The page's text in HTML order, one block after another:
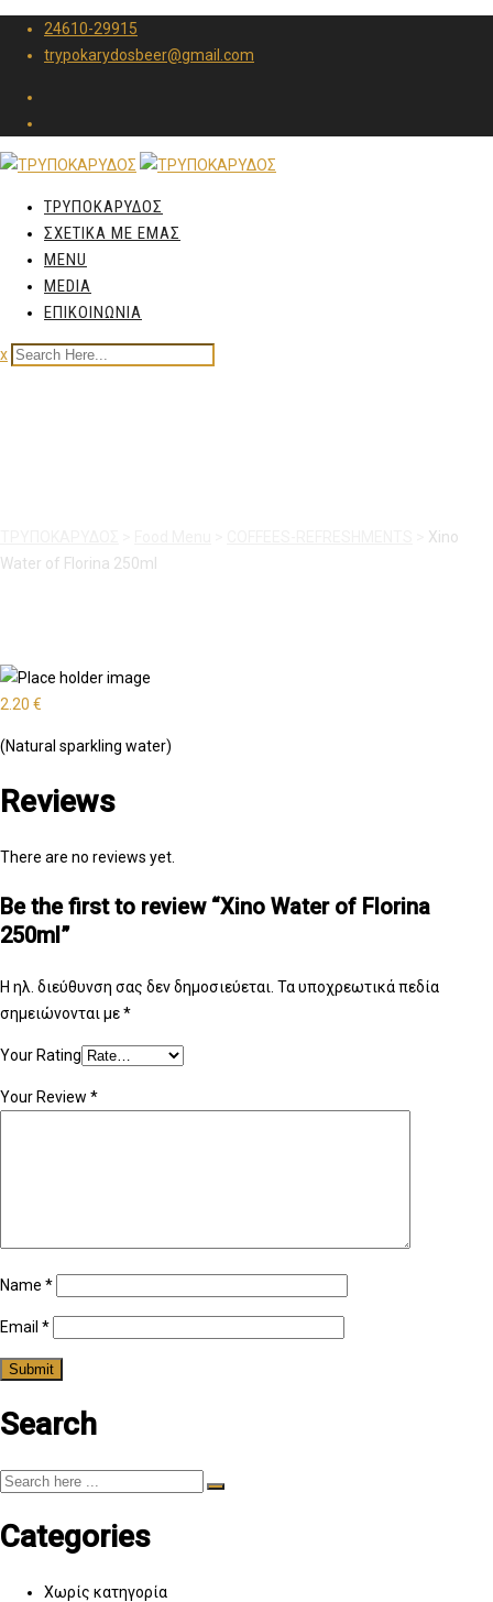
24610-29915
trypokarydosbeer@gmail.com
ΤΡΥΠΟΚΑΡΥΔΟΣ
ΣΧΕΤΙΚΑ ΜΕ ΕΜΑΣ
MENU
MEDIA
ΕΠΙΚΟΙΝΩΝΙΑ
x
Xino
Water of Florina 250ml
2.20 €
(Natural sparkling water)
Reviews
There are no reviews yet.
Be the first to review “Xino Water of Florina
250ml”
Η ηλ. διεύθυνση σας δεν δημοσιεύεται. Τα υποχρεωτικά πεδία
σημειώνονται με*
Your Rating
Your Review *
Name *
Email *
Search
Categories
Χωρίς κατηγορία